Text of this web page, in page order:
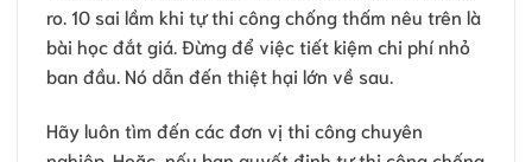
ro. 10 sai lầm khi tự thi công chống thấm nêu trên là
bài học đắt giá. Đừng để việc tiết kiệm chi phí nhỏ
ban đầu. Nó dẫn đến thiệt hại lớn về sau.
Hãy luôn tìm đến các đơn vị thi công chuyên